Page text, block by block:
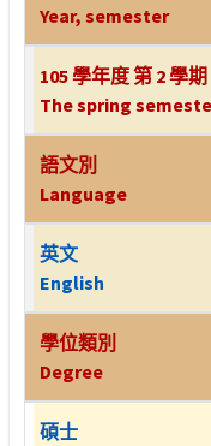
Year, semester
105 學年度 第 2 學期
The spring
語文別
Language
英文
English
學位類別
Degree
碩士